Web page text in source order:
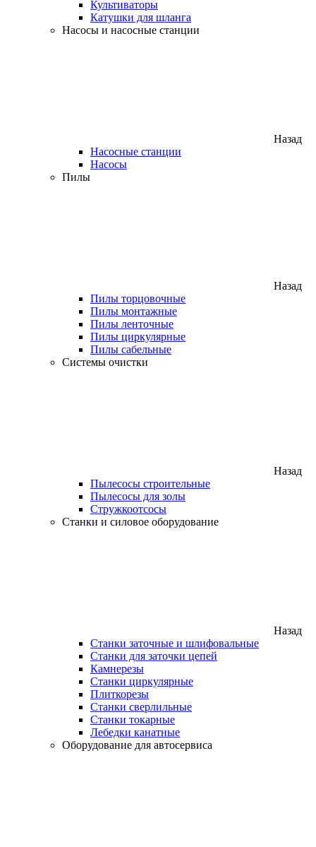
Культиваторы
Катушки для шланга
Насосы и насосные станции
Назад
Насосные станции
Насосы
Пилы
Назад
Пилы торцовочные
Пилы монтажные
Пилы ленточные
Пилы циркулярные
Пилы сабельные
Системы очистки
Назад
Пылесосы строительные
Пылесосы для золы
Стружкоотсосы
Станки и силовое оборудование
Назад
Станки заточные и шлифовальные
Станки для заточки цепей
Камнерезы
Станки циркулярные
Плиткорезы
Станки сверлильные
Станки токарные
Лебедки канатные
Оборудование для автосервиса